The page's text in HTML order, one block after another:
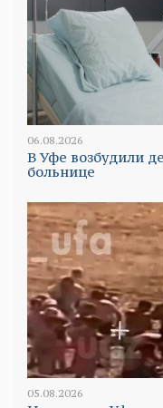
06.08.2026
В Уфе возбудили
больнице
05.08.2026